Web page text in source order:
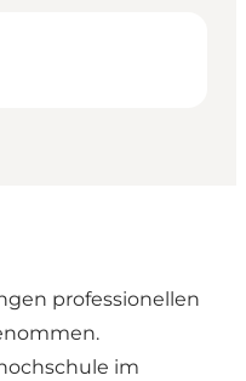
professionellen
im